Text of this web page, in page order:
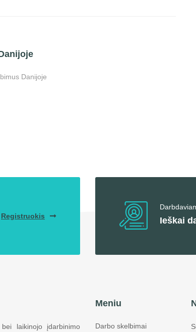
Danijoje
Registruokis Ieškai
laikinojo įdarbinimo
Meniu
Darbo skelbimai